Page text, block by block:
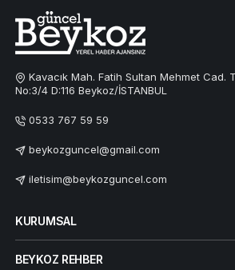
Kavacık Mah. Fatih Sultan Mehmet Cad.
No:3/4 D:116 Beykoz/İSTANBUL
0533 767 59 59
beykozguncel@gmail.com
iletisim@beykozguncel.com
KURUMSAL
BEYKOZ REHBER